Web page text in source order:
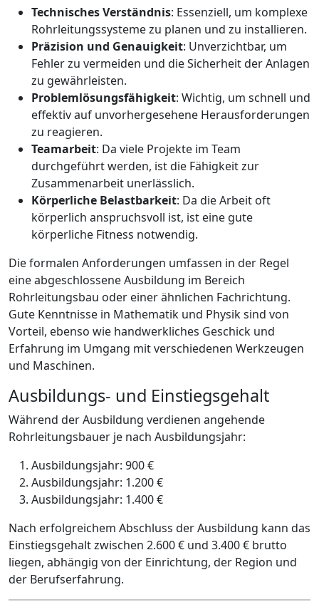
Technisches Verständnis: Essenziell, um komplexe
Rohrleitungssysteme zu planen und zu installieren.
Präzision und Genauigkeit: Unverzichtbar, um
Fehler zu vermeiden und die Sicherheit der Anlagen
zu gewährleisten.
Problemlösungsfähigkeit: Wichtig, um schnell und
effektiv auf unvorhergesehene Herausforderungen
zu reagieren.
Teamarbeit: Da viele Projekte im Team
durchgeführt werden, ist die Fähigkeit zur
Zusammenarbeit unerlässlich.
Körperliche Belastbarkeit: Da die Arbeit oft
körperlich anspruchsvoll ist, ist eine gute
körperliche Fitness notwendig.
Die formalen Anforderungen umfassen in der Regel
eine abgeschlossene Ausbildung im Bereich
Rohrleitungsbau oder einer ähnlichen Fachrichtung.
Gute Kenntnisse in Mathematik und Physik sind von
Vorteil, ebenso wie handwerkliches Geschick und
Erfahrung im Umgang mit verschiedenen Werkzeugen
und Maschinen.
Ausbildungs- und Einstiegsgehalt
Während der Ausbildung verdienen angehende
Rohrleitungsbauer je nach Ausbildungsjahr:
Ausbildungsjahr: 900 €
Ausbildungsjahr: 1.200 €
Ausbildungsjahr: 1.400 €
Nach erfolgreichem Abschluss der Ausbildung kann das
Einstiegsgehalt zwischen 2.600 € und 3.400 € brutto
liegen, abhängig von der Einrichtung, der Region und
der Berufserfahrung.